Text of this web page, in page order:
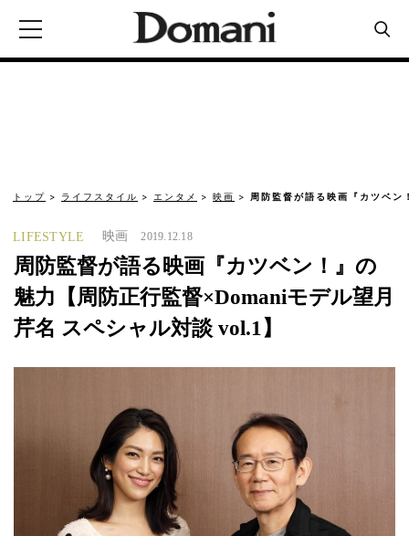
トップ ライフスタイル エンタメ 映画 周防監督が語る映画『カツベ
LIFESTYLE 映画 2019.12.18
周防監督が語る映画『カツベン！』の
魅力【周防正行監督×Domaniモデル望月
芹名 スペシャル対談 vol.1】